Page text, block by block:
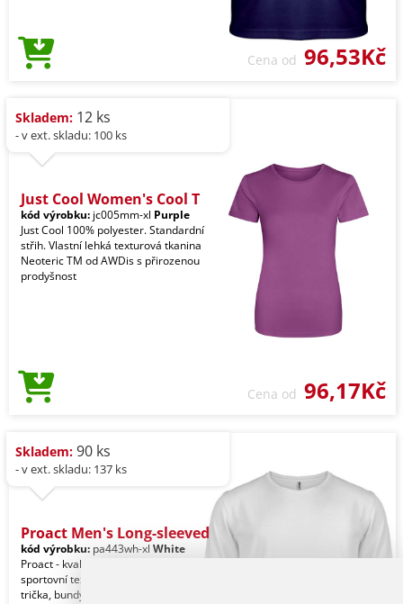
Cena od 96,53Kč
Skladem: 12 ks
- v ext. skladu: 100 ks
Just Cool Women's Cool T
kód výrobku: jc005mm-xl Purple
Just Cool 100% polyester. Standardní
střih. Vlastní lehká texturová tkanina
Neoteric TM od AWDis s přirozenou
prodyšnost
Cena od 96,17Kč
Skladem: 90 ks
- v ext. skladu: 137 ks
Proact Men's Long-sleeved
kód výrobku: pa443wh-xl White
Proact - kvalitní značkový reklamní
sportovní textil pro muže. Kalhoty,
trička, bundy, vesty, šortky a jiné.